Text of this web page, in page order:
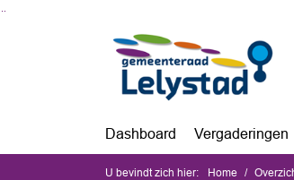
Dashboard Vergaderingen
U bevindt zich hier: Home